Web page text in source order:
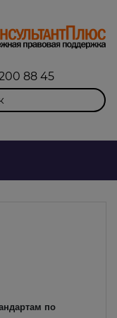
88 45
по